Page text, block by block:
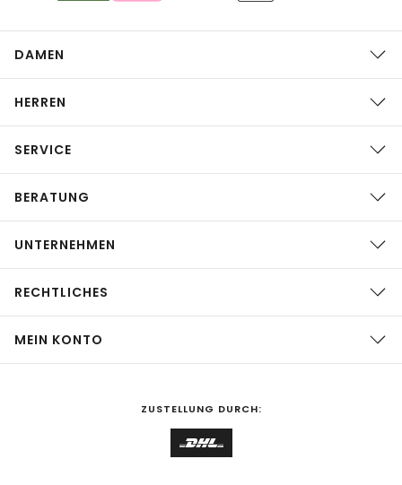
DAMEN
HERREN
SERVICE
BERATUNG
UNTERNEHMEN
RECHTLICHES
MEIN KONTO
ZUSTELLUNG DURCH: